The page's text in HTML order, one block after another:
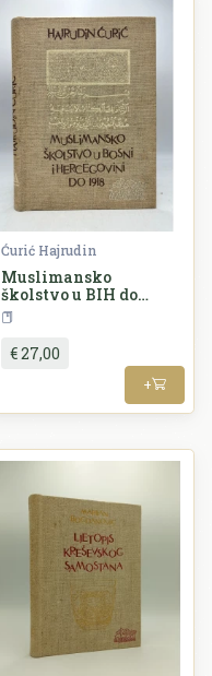
Ćurić Hajrudin
Muslimansko
školstvo u BIH do
1918
€ 27,00
+